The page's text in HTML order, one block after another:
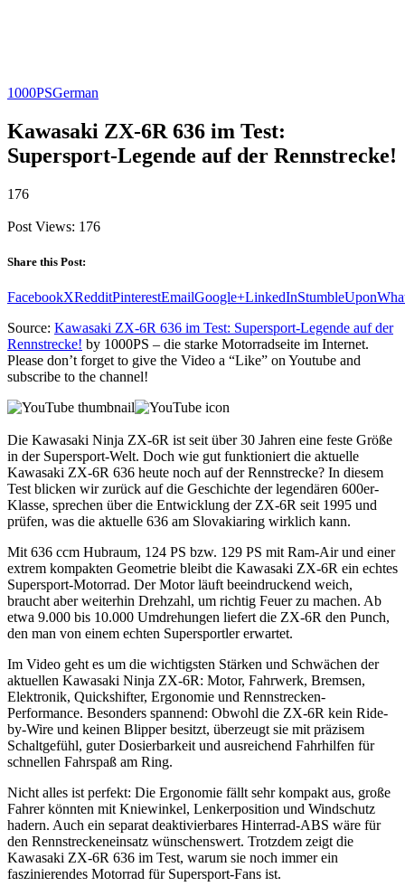
1000PSGerman
Kawasaki ZX-6R 636 im Test:
Supersport-Legende auf der Rennstrecke!
176
Post Views: 176
Share this Post:
FacebookXRedditPinterestEmailGoogle+LinkedInStumbleUpon
Source: Kawasaki ZX-6R 636 im Test: Supersport-Legende auf der
Rennstrecke! by 1000PS – die starke Motorradseite im Internet.
Please don’t forget to give the Video a “Like” on Youtube and
subscribe to the channel!
Die Kawasaki Ninja ZX-6R ist seit über 30 Jahren eine feste Größe
in der Supersport-Welt. Doch wie gut funktioniert die aktuelle
Kawasaki ZX-6R 636 heute noch auf der Rennstrecke? In diesem
Test blicken wir zurück auf die Geschichte der legendären 600er-
Klasse, sprechen über die Entwicklung der ZX-6R seit 1995 und
prüfen, was die aktuelle 636 am Slovakiaring wirklich kann.
Mit 636 ccm Hubraum, 124 PS bzw. 129 PS mit Ram-Air und einer
extrem kompakten Geometrie bleibt die Kawasaki ZX-6R ein echtes
Supersport-Motorrad. Der Motor läuft beeindruckend weich,
braucht aber weiterhin Drehzahl, um richtig Feuer zu machen. Ab
etwa 9.000 bis 10.000 Umdrehungen liefert die ZX-6R den Punch,
den man von einem echten Supersportler erwartet.
Im Video geht es um die wichtigsten Stärken und Schwächen der
aktuellen Kawasaki Ninja ZX-6R: Motor, Fahrwerk, Bremsen,
Elektronik, Quickshifter, Ergonomie und Rennstrecken-
Performance. Besonders spannend: Obwohl die ZX-6R kein Ride-
by-Wire und keinen Blipper besitzt, überzeugt sie mit präzisem
Schaltgefühl, guter Dosierbarkeit und ausreichend Fahrhilfen für
schnellen Fahrspaß am Ring.
Nicht alles ist perfekt: Die Ergonomie fällt sehr kompakt aus, große
Fahrer könnten mit Kniewinkel, Lenkerposition und Windschutz
hadern. Auch ein separat deaktivierbares Hinterrad-ABS wäre für
den Rennstreckeneinsatz wünschenswert. Trotzdem zeigt die
Kawasaki ZX-6R 636 im Test, warum sie noch immer ein
faszinierendes Motorrad für Supersport-Fans ist.